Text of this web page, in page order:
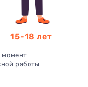
15-18 лет
момент
работы